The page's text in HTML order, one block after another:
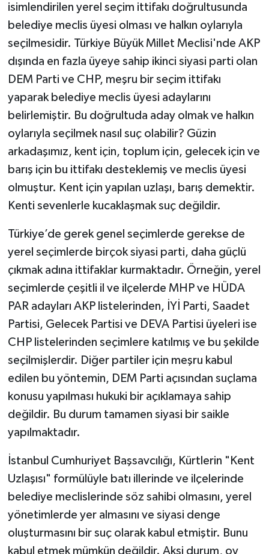
isimlendirilen yerel seçim ittifakı doğrultusunda
belediye meclis üyesi olması ve halkın oylarıyla
seçilmesidir. Türkiye Büyük Millet Meclisi'nde AKP
dışında en fazla üyeye sahip ikinci siyasi parti olan
DEM Parti ve CHP, meşru bir seçim ittifakı
yaparak belediye meclis üyesi adaylarını
belirlemiştir. Bu doğrultuda aday olmak ve halkın
oylarıyla seçilmek nasıl suç olabilir? Güzin
arkadaşımız, kent için, toplum için, gelecek için ve
barış için bu ittifakı desteklemiş ve meclis üyesi
olmuştur. Kent için yapılan uzlaşı, barış demektir.
Kenti sevenlerle kucaklaşmak suç değildir.
Türkiye’de gerek genel seçimlerde gerekse de
yerel seçimlerde birçok siyasi parti, daha güçlü
çıkmak adına ittifaklar kurmaktadır. Örneğin, yerel
seçimlerde çeşitli il ve ilçelerde MHP ve HÜDA
PAR adayları AKP listelerinden, İYİ Parti, Saadet
Partisi, Gelecek Partisi ve DEVA Partisi üyeleri ise
CHP listelerinden seçimlere katılmış ve bu şekilde
seçilmişlerdir. Diğer partiler için meşru kabul
edilen bu yöntemin, DEM Parti açısından suçlama
konusu yapılması hukuki bir açıklamaya sahip
değildir. Bu durum tamamen siyasi bir saikle
yapılmaktadır.
İstanbul Cumhuriyet Başsavcılığı, Kürtlerin "Kent
Uzlaşısı" formülüyle batı illerinde ve ilçelerinde
belediye meclislerinde söz sahibi olmasını, yerel
yönetimlerde yer almasını ve siyasi denge
oluşturmasını bir suç olarak kabul etmiştir. Bunu
kabul etmek mümkün değildir. Aksi durum, oy